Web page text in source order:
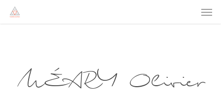
MÉARY Olivier